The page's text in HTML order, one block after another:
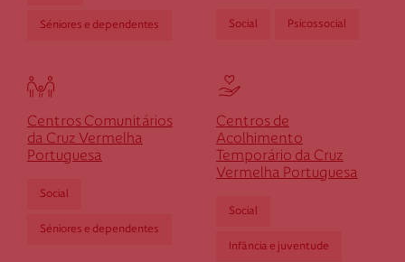
Cruz Vermelha Marinhas
Av. São Sebastião - Lugar da Igreja - Marinhas
dmarinhas@cruzvermelha.org.pt
Séniores e dependentes Social Psicossocial
Centros Comunitários
da Cruz Vermelha
Portuguesa
Social
Séniores e dependentes
Centros de
Acolhimento
Temporário da Cruz
Vermelha Portuguesa
Social
Infância e juventude